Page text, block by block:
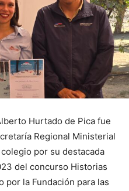
Hurtado de Pica fue
Regional Ministerial
por su destacada
del concurso Historias
por la Fundación para las